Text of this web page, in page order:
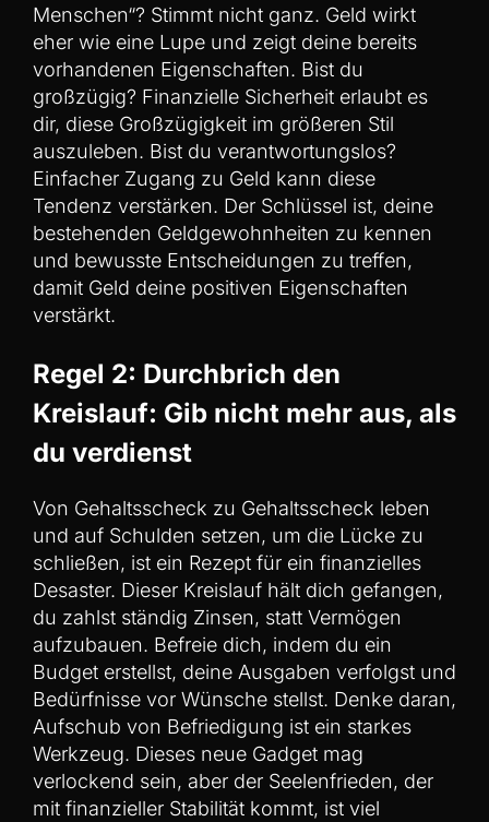
Menschen“? Stimmt nicht ganz. Geld wirkt
eher wie eine Lupe und zeigt deine bereits
vorhandenen Eigenschaften. Bist du
großzügig? Finanzielle Sicherheit erlaubt es
dir, diese Großzügigkeit im größeren Stil
auszuleben. Bist du verantwortungslos?
Einfacher Zugang zu Geld kann diese
Tendenz verstärken. Der Schlüssel ist, deine
bestehenden Geldgewohnheiten zu kennen
und bewusste Entscheidungen zu treffen,
damit Geld deine positiven Eigenschaften
verstärkt.
Regel 2: Durchbrich den
Kreislauf: Gib nicht mehr aus, als
du verdienst
Von Gehaltsscheck zu Gehaltsscheck leben
und auf Schulden setzen, um die Lücke zu
schließen, ist ein Rezept für ein finanzielles
Desaster. Dieser Kreislauf hält dich gefangen,
du zahlst ständig Zinsen, statt Vermögen
aufzubauen. Befreie dich, indem du ein
Budget erstellst, deine Ausgaben verfolgst und
Bedürfnisse vor Wünsche stellst. Denke daran,
Aufschub von Befriedigung ist ein starkes
Werkzeug. Dieses neue Gadget mag
verlockend sein, aber der Seelenfrieden, der
mit finanzieller Stabilität kommt, ist viel